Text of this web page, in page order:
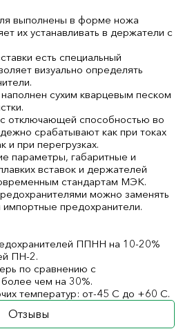
выполнены в форме ножа
их устанавливать в держатели с
есть специальный
визуально определять
сухим кварцевым песком
отключающей способностью во
срабатывают как при токах
и при перегрузках.
параметры, габаритные и
вставок и держателей
стандартам МЭК.
можно заменять
предохранители.
ППНН на 10-20%
ПН-2.
по сравнению с
чем на 30%.
температур: от-45 С до +60 С.
Отзывы